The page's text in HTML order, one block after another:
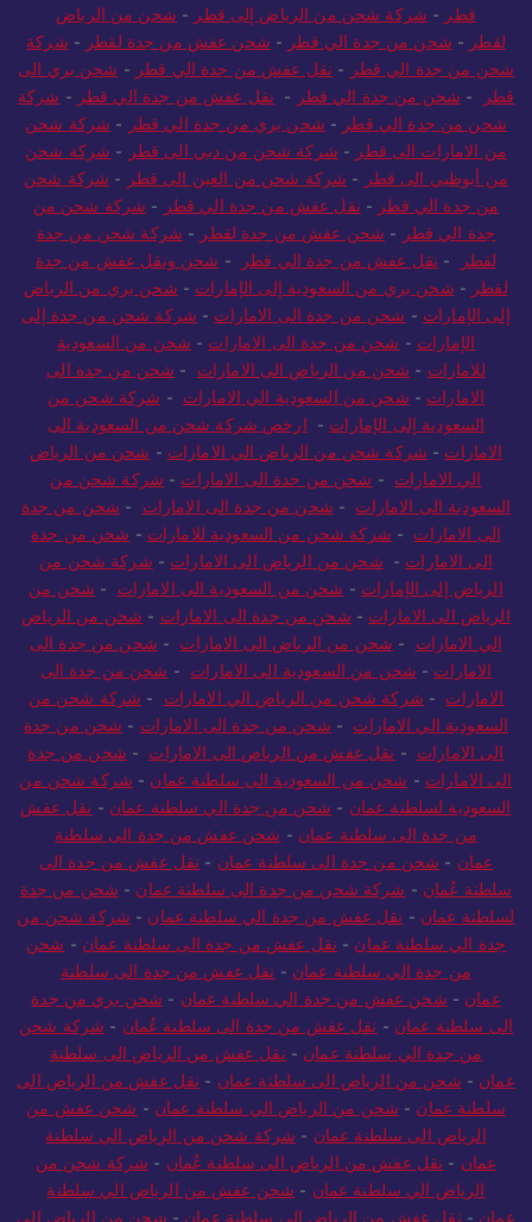
قطر - شركة شحن من الرياض إلى قطر - شحن من الرياض
لقطر - شحن من جدة الي قطر - شحن عفش من جدة لقطر - شركة
شحن من جدة الي قطر - نقل عفش من جدة الي قطر - شحن بري الى
قطر
- شحن من جدة الي قطر - نقل عفش من جدة الي قطر - شركة
شحن من جدة الي قطر - شحن بري من جدة الي قطر - شركة شحن
من الامارات الى قطر - شركة شحن من دبي الى قطر - شركة شحن
من أبوظبي الى قطر - شركة شحن من العين الى قطر - شركة شحن
من جدة الي قطر - نقل عفش من جدة الي قطر - شركة شحن من
جدة الي قطر - شحن عفش من جدة لقطر - شركة شحن من جدة
لقطر
- نقل عفش من جدة الي قطر - شحن ونقل عفش من جدة
لقطر - شحن بري من السعودية إلى الإمارات - شحن بري من الرياض
إلى الإمارات - شحن من جدة الى الامارات - شركة شحن من جدة إلى
الإمارات - شحن من جدة الى الامارات - شحن من السعودية
للامارات - شحن من الرياض الى الامارات - شحن من جدة الى
الامارات - شحن من السعودية الي الامارات - شركة شحن من
السعودية إلى الإمارات - ارخص شركة شحن من السعودية الى
الامارات - شركة شحن من الرياض الي الامارات - شحن من الرياض
الي الامارات - شحن من جدة الى الامارات - شركة شحن من
السعودية الى الامارات - شحن من جدة الى الامارات - شحن من جدة
الى الامارات - شركة شحن من السعودية للامارات - شحن من جدة
الى الامارات - شحن من الرياض الى الامارات - شركة شحن من
الرياض إلى الإمارات - شحن من السعودية الى الامارات - شحن من
الرياض الى الامارات - شحن من جدة الى الامارات - شحن من الرياض
الي الامارات - شحن من الرياض الى الامارات - شحن من جدة الى
الامارات - شحن من السعودية الى الامارات - شحن من جدة الى
الامارات - شركة شحن من الرياض الي الامارات - شركة شحن من
السعودية الي الامارات - شحن من جدة الى الامارات - شحن من جدة
الى الامارات - نقل عفش من الرياض الى الامارات - شحن من جدة
الى الامارات - شحن من السعودية الى سلطنة عمان - شركة شحن من
السعودية لسلطنة عمان - شحن من جدة الي سلطنة عمان - نقل عفش
من جدة الى سلطنة عمان - شحن عفش من جدة الى سلطنة
عمان - شحن من جدة الى سلطنة عمان - نقل عفش من جدة الى
سلطنة عُمان - شركة شحن من جدة الى سلطنة عمان - شحن من جدة
لسلطنة عمان - نقل عفش من جدة الي سلطنة عمان - شركة شحن من
جدة الي سلطنة عمان - نقل عفش من جدة الى سلطنة عمان - شحن
من جدة الي سلطنة عمان - نقل عفش من جدة الى سلطنة
عمان - شحن عفش من جدة الي سلطنة عمان - شحن بري من جدة
الى سلطنة عمان - نقل عفش من جدة الى سلطنة عُمان - شركة شحن
من جدة الي سلطنة عمان - نقل عفش من الرياض الى سلطنة
عمان - شحن من الرياض الى سلطنة عمان - نقل عفش من الرياض الى
سلطنة عمان - شحن من الرياض الي سلطنة عمان - شحن عفش من
الرياض الى سلطنة عمان - شركة شحن من الرياض الي سلطنة
عمان - نقل عفش من الرياض الى سلطنة عُمان - شركة شحن من
الرياض الي سلطنة عمان - شحن عفش من الرياض الي سلطنة
عمان - نقل عفش من الرياض الى سلطنة عمان - شحن من الرياض الى